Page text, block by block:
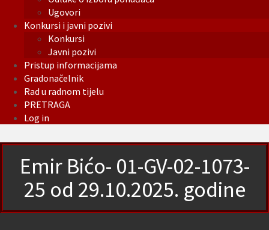
Ugovori
Konkursi i javni pozivi
Konkursi
Javni pozivi
Pristup informacijama
Gradonačelnik
Rad u radnom tijelu
PRETRAGA
Log in
Emir Bićo- 01-GV-02-1073-
25 od 29.10.2025. godine